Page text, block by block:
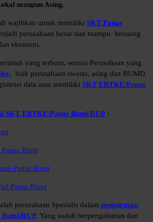
maupun Asing.
di wajibkan untuk memiliki SKT Panas
perusahaan besar dan mampu bersaing
ekonomi.
yang terbaru, semua Perusahaan yang
, baik perusahaan swasta, asing dan BUMD.
data atau memiliki SKT EBTKE/Panas
SKT EBTKE/Panas Bumi/RUP :
Bumi
Panas Bumi
Panas Bumi
perusahaan Spesialis dalam pengurusan
Bumi/RUP. Yang sudah berpengalaman dan